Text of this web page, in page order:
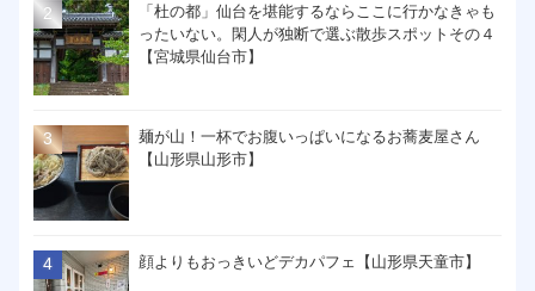
「杜の都」仙台を堪能するならここに行かなきゃも
ったいない。閑人が独断で選ぶ散歩スポットその４
【宮城県仙台市】
麺が山！一杯でお腹いっぱいになるお蕎麦屋さん
【山形県山形市】
顔よりもおっきいどデカパフェ【山形県天童市】